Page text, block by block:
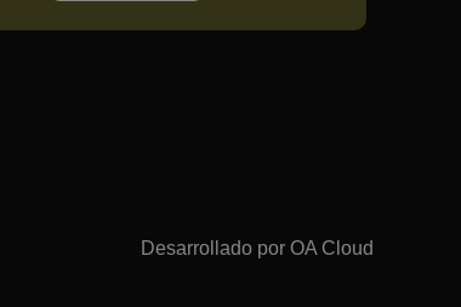
Desarrollado por OA Cloud